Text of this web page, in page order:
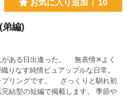
としておりますが、時代考証は僅か
に思われる方はご遠慮下さい。
お気に入り追加 10
弟編)
がある日出逢った。 無表情✕よく
なす純情ピュアップルな日常。
リングです。 ざっくりと馴れ初
の短編で掲載します。 季節や